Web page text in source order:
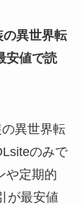
異世界転
安値で読
異世界転
のみで
や定期的
が最安値